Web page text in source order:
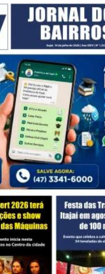
formação de ciclone-
se forma e quais os